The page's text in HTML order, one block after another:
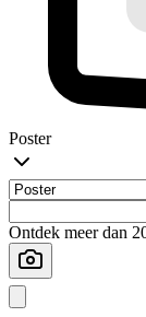
Poster
Ontdek meer dan